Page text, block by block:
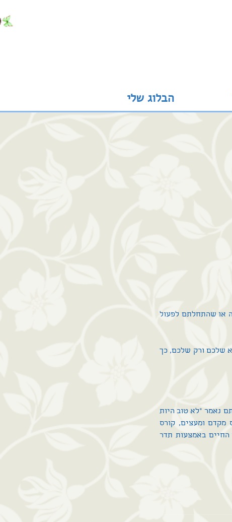
הבלוג שלי